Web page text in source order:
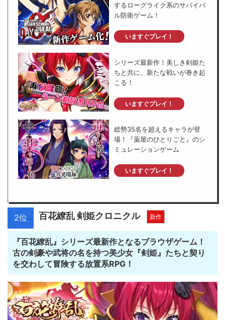
するローグライク系のサバイバ
ル防衛ゲーム！
いますぐプレイ！
シリーズ最新作！美しき剣姫た
ちと共に、新たな戦いが巻き起
こる！
いますぐプレイ！
総勢35名を超えるキャラが登
場！『薬屋のひとりごと』のシ
ミュレーションゲーム
いますぐプレイ！
2位 百花繚乱 剣姫クロニクル 新作
『百花繚乱』シリーズ最新作となるブラウザゲーム！
古の剣豪や武将の名を持つ美少女『剣姫』たちと契り
を交わして冒険する放置系RPG！